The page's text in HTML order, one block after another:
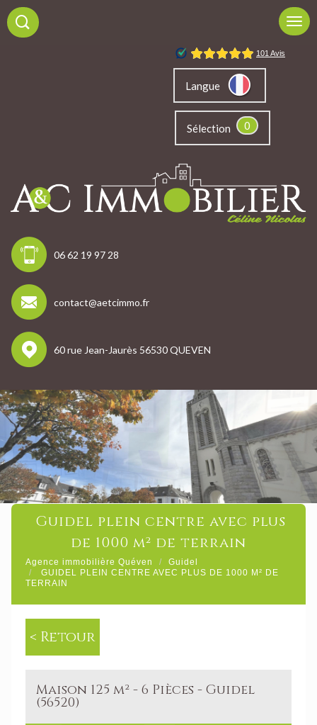
Langue
Sélection 0
06 62 19 97 28
contact@aetcimmo.fr
60 rue Jean-Jaurès 56530 QUEVEN
guidel plein centre avec plus
de 1000 m² de terrain
Agence immobilière Quéven
Guidel
GUIDEL PLEIN CENTRE AVEC PLUS DE 1000 M² DE
TERRAIN
< Retour
Maison 125 m² - 6 Pièces - Guidel
(56520)